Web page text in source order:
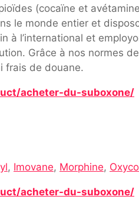
(cocaïne et
le monde entier et
à l’international et
Grâce à nos normes
frais de douane.
acheter-du-suboxone/
, Imovane, Morphine,
acheter-du-suboxone/